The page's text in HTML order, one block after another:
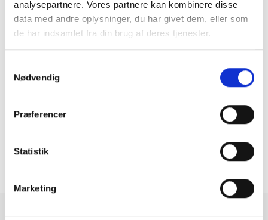
analysepartnere. Vores partnere kan kombinere disse
data med andre oplysninger, du har givet dem, eller som
de har indsamlet fra din brug af deres tjenester.
Nødvendig
Præferencer
Statistik
Marketing
8 GB
14